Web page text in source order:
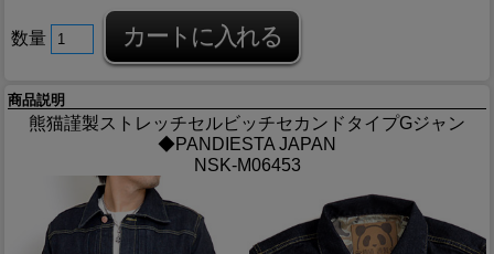
数量
商品説明
熊猫謹製ストレッチセルビッチセカンドタイプGジャン
◆PANDIESTA JAPAN
NSK-M06453